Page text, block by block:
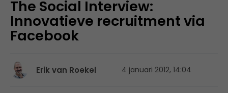
The Social Interview:
Innovatieve recruitment via
Facebook
Erik van Roekel 4 januari 2012, 14:04